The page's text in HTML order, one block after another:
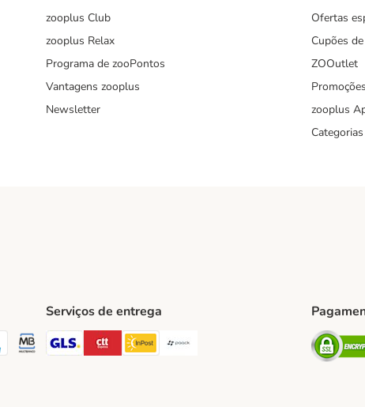
zooplus Club
zooplus Relax
Programa de zooPontos
Vantagens zooplus
Newsletter
Ofertas
Cupões
ZOOutlet
zooplus
Categorias
Method
Payment Method
Multibanco Payment Method
Serviços de entrega
GLS Shipping Method
CTTExpress Shipping Method
InPost Shipping Method
Paack Shipping Method